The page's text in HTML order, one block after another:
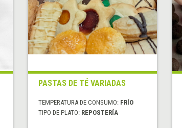
PASTAS DE TÉ VARIADAS
TEMPERATURA DE CONSUMO: FRÍO
TIPO DE PLATO: REPOSTERÍA